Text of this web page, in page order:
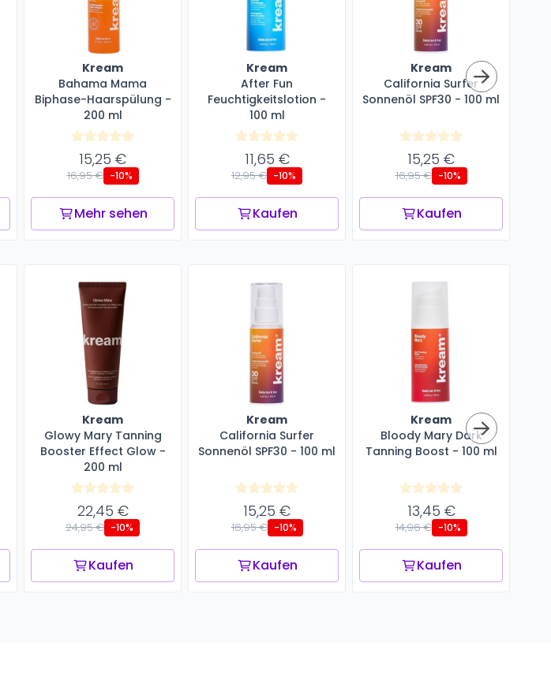
Kream
Bahama Mama
Biphase-Haarspülung -
200 ml
15,25 €
16,95 € -10%
Mehr sehen
Kream
After Fun
Feuchtigkeitslotion -
100 ml
11,65 €
12,95 € -10%
Kaufen
Kream
California Surfer
Sonnenöl SPF30 - 100 ml
15,25 €
16,95 € -10%
Kaufen
Kream
Glowy Mary Tanning
Booster Effect Glow -
200 ml
22,45 €
24,95 € -10%
Kaufen
Kream
California Surfer
Sonnenöl SPF30 - 100 ml
15,25 €
16,95 € -10%
Kaufen
Kream
Bloody Mary Dark
Tanning Boost - 100 ml
13,45 €
14,96 € -10%
Kaufen